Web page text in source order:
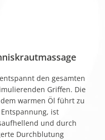
den gesamten
Griffen. Die
warmen Öl führt zu
ist
und durch
Durchblutung